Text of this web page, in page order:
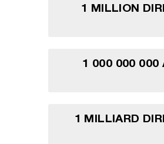
1 MILLION
1 000 000 000
1 MILLIARD